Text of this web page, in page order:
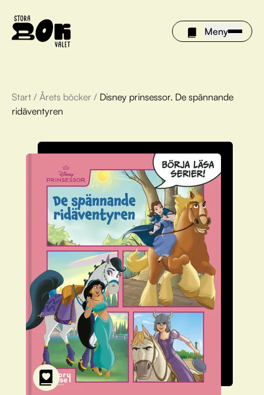
Meny
Årets böcker
Om Stora bokvalet
Olivia tipsar
Vinnare
FAQ
För bibliotek
Start / Årets böcker / Disney prinsessor. De spännande
ridäventyren